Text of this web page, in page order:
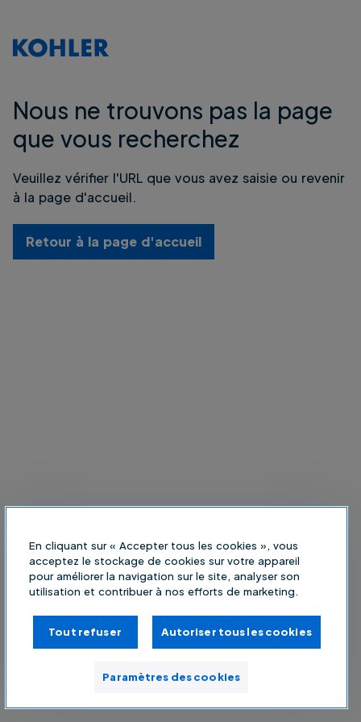
Nous ne trouvons pas la page
que vous recherchez
Veuillez vérifier l'URL que vous avez saisie ou revenir
à la page d'accueil.
Retour à la page d'accueil
En cliquant sur « Accepter tous les cookies », vous
acceptez le stockage de cookies sur votre appareil
pour améliorer la navigation sur le site, analyser son
utilisation et contribuer à nos efforts de marketing.
Tout refuser Autoriser tous les cookies
Paramètres des cookies